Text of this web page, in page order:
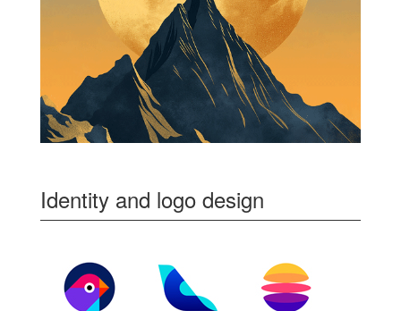
Identity and logo design